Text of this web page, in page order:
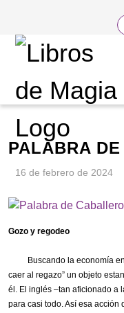
PALABRA
16 de febrero de 2024
Gozo y regodeo
Buscando la economía
caer al regazo” un objeto
él . El inglés –tan aficionado a
para casi todo. Así esa acción